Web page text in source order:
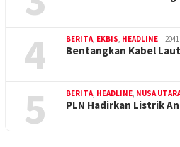
4 BERITA EKBIS HEADLINE
Bentangkan Kabel
5 BERITA HEADLINE NUSA
PLN Hadirkan Listrik